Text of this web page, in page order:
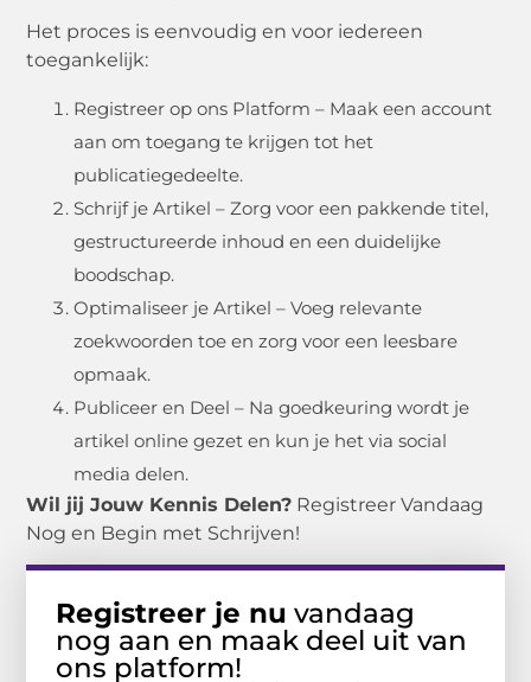
Het proces is eenvoudig en voor iedereen
toegankelijk:
Registreer op ons Platform – Maak een account
aan om toegang te krijgen tot het
publicatiegedeelte.
Schrijf je Artikel – Zorg voor een pakkende titel,
gestructureerde inhoud en een duidelijke
boodschap.
Optimaliseer je Artikel – Voeg relevante
zoekwoorden toe en zorg voor een leesbare
opmaak.
Publiceer en Deel – Na goedkeuring wordt je
artikel online gezet en kun je het via social
media delen.
Wil jij Jouw Kennis Delen? Registreer Vandaag
Nog en Begin met Schrijven!
Registreer je nu vandaag
nog aan en maak deel uit van
ons platform!